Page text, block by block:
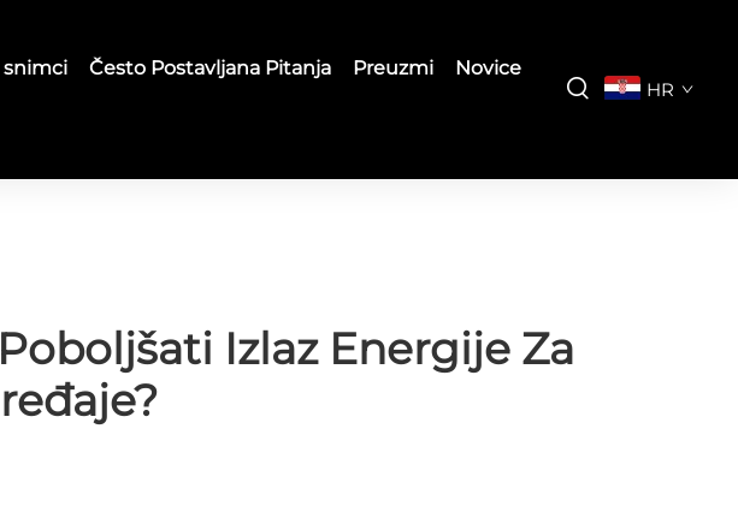
snimci Često Postavljana Pitanja Preuzmi
Novice
HR
Izlaz Energije Za